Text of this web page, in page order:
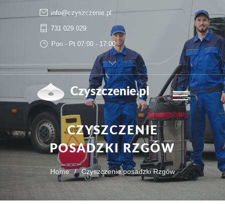
info@czyszczenie.pl
731 029 029
Pon - Pt 07:00 - 17:00
Czyszczenie.pl
CZYSZCZENIE
POSADZKI RZGÓW
Home / Czyszczenie posadzki Rzgów